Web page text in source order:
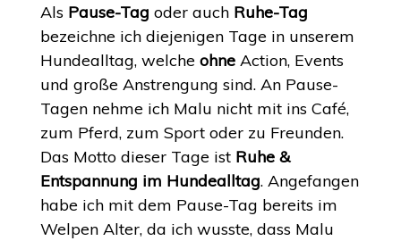
Als Pause-Tag oder auch Ruhe-Tag
bezeichne ich diejenigen Tage in unserem
Hundealltag, welche ohneAction, Events
und große Anstrengung sind. An Pause-
Tagen nehme ich Malu nicht mit ins Café,
zum Pferd, zum Sport oder zu Freunden.
Das Motto dieser Tage ist Ruhe &
Entspannung im Hundealltag. Angefangen
habe ich mit dem Pause-Tag bereits im
Welpen Alter, da ich wusste, dass Malu